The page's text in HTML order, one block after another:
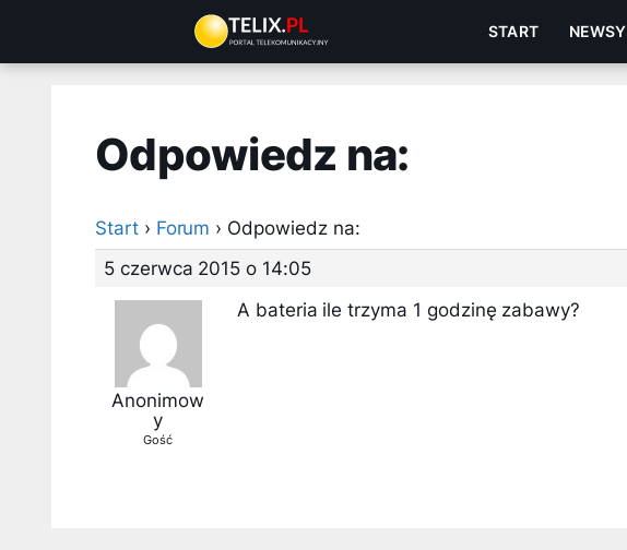
treści
START NEWSY
Odpowiedz na:
Start › Forum › Odpowiedz na:
5 czerwca 2015 o 14:05
Anonimow
y
Gość
A bateria ile trzyma 1 godzinę zabawy?